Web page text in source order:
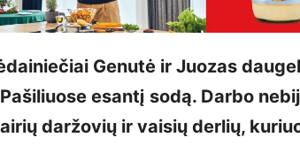
Genutė ir Juozas
esantį sodą. Darbo
daržovių ir vaisių derlių,